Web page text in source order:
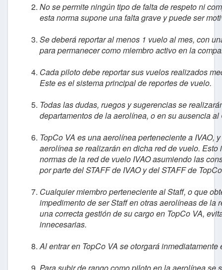
No se permite ningún tipo de falta de respeto ni
esta norma supone una falta grave y puede ser
Se deberá reportar al menos 1 vuelo al mes, con
para permanecer como miembro activo en la
Cada piloto debe reportar sus vuelos realizados
Este es el sistema principal de reportes de vuelo.
Todas las dudas, ruegos y sugerencias se
departamentos de la aerolínea, o en su ausencia al
TopCo VA es una aerolínea perteneciente a IVAO,
aerolínea se realizarán en dicha red de vuelo.
normas de la red de vuelo IVAO asumiendo las
por parte del STAFF de IVAO y del STAFF de
Cualquier miembro perteneciente al Staff, o que
impedimento de ser Staff en otras aerolíneas de la
una correcta gestión de su cargo en TopCo VA,
innecesarias.
Al entrar en TopCo VA se otorgará
Para subir de rango como piloto en la aerolínea se